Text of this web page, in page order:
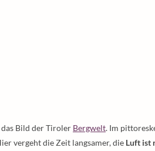
Bild der Tiroler Bergwelt. Im
vergeht die Zeit langsamer, die Luft ist